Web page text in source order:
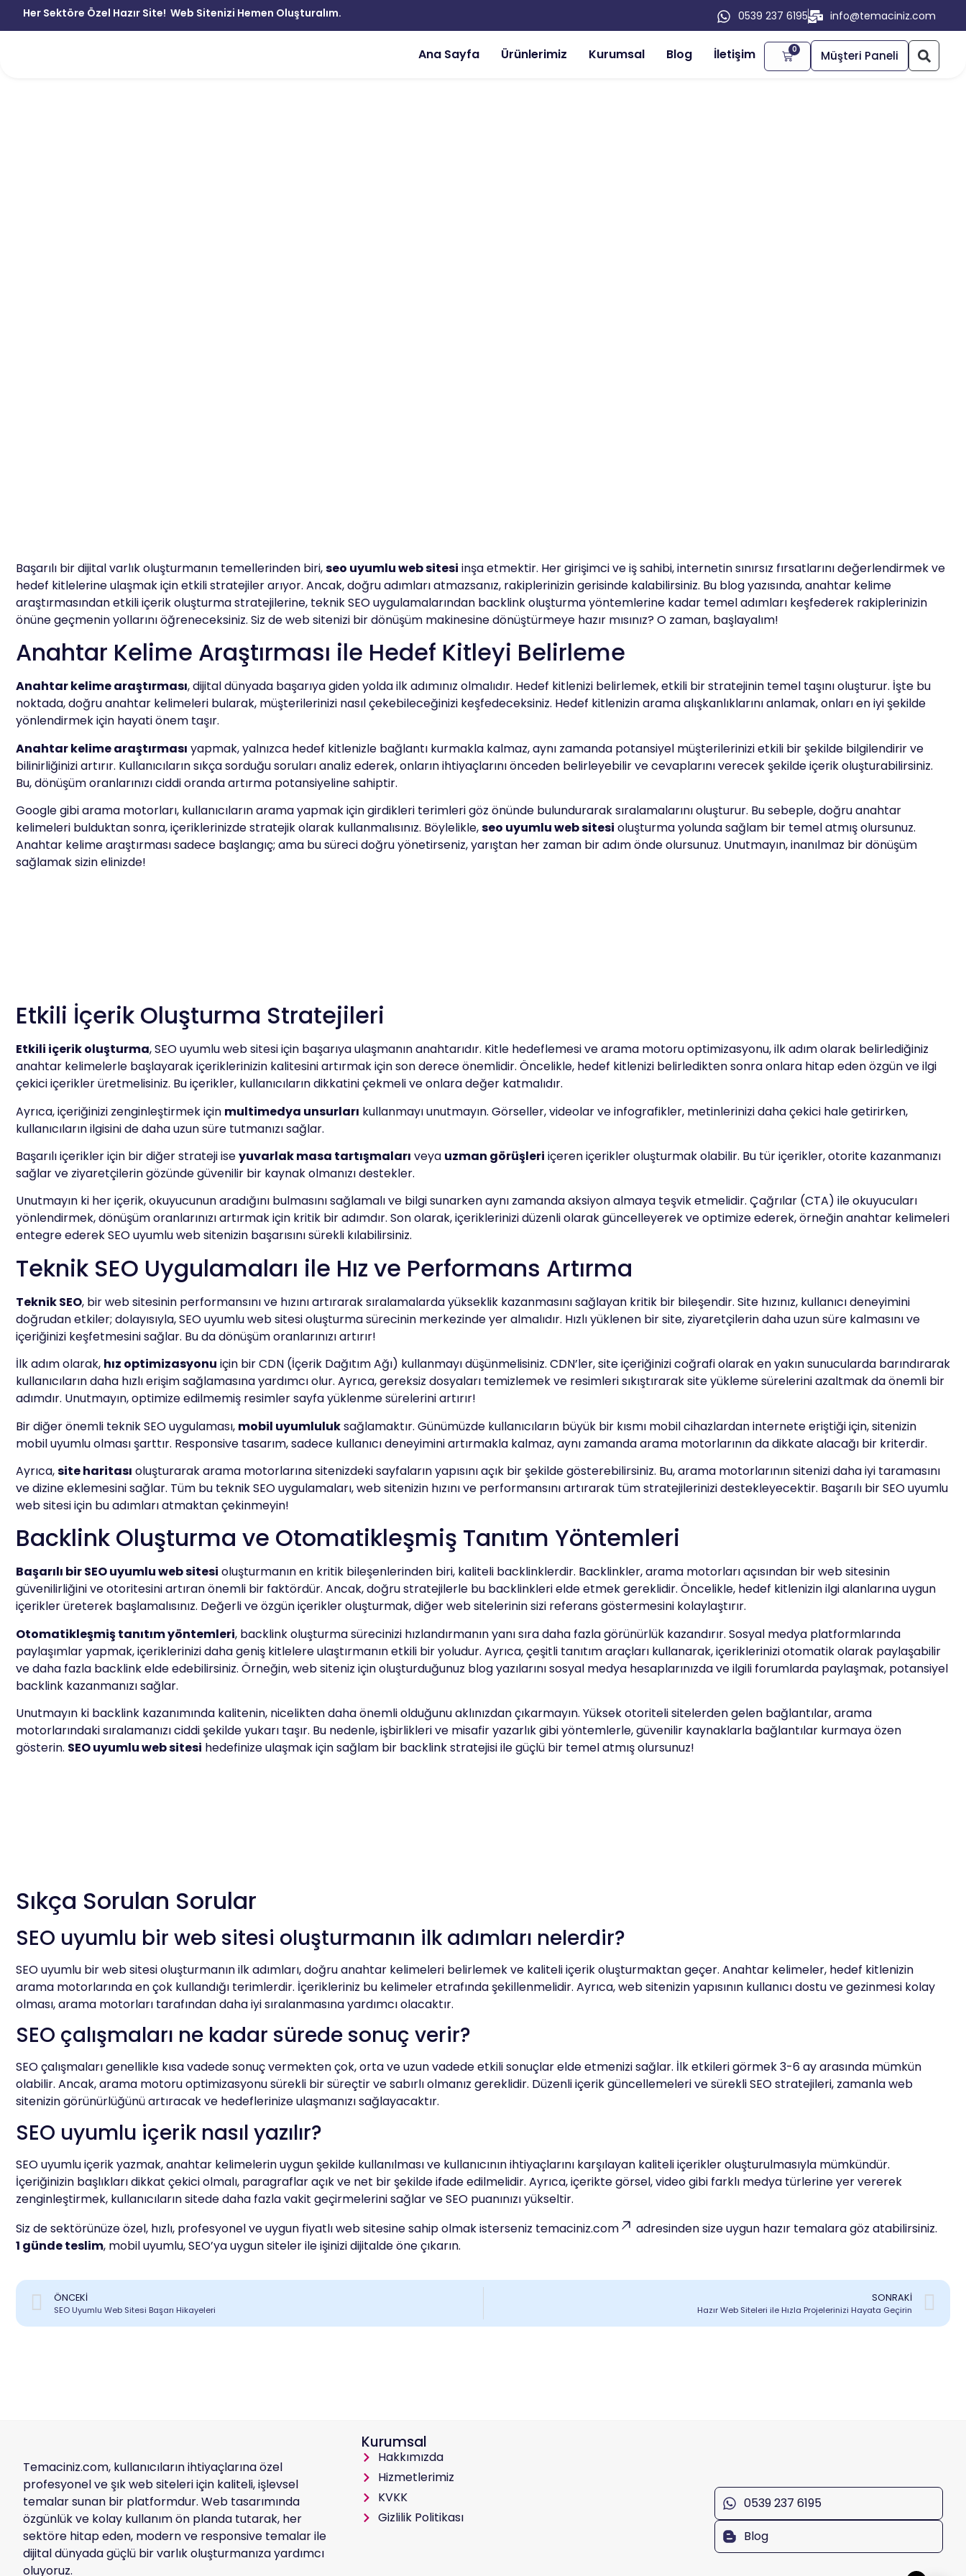
Her Sektöre Özel Hazır Site! Web Sitenizi Hemen Oluşturalım. 0539 237 6195 info@temaciniz.com
Ana Sayfa Ürünlerimiz Kurumsal Blog İletişim 0 Müşteri Paneli
Başarılı bir dijital varlık oluşturmanın temellerinden biri,seo uyumlu web sitesi inşa etmektir. Her girişimci ve iş sahibi, internetin sınırsız fırsatlarını değerlendirmek ve
hedef kitlelerine ulaşmak için etkili stratejiler arıyor. Ancak, doğru adımları atmazsanız, rakiplerinizin gerisinde kalabilirsiniz. Bu blog yazısında, anahtar kelime
araştırmasından etkili içerik oluşturma stratejilerine, teknik SEO uygulamalarından backlink oluşturma yöntemlerine kadar temel adımları keşfederek rakiplerinizin
önüne geçmenin yollarını öğreneceksiniz. Siz de web sitenizi bir dönüşüm makinesine dönüştürmeye hazır mısınız? O zaman, başlayalım!
Anahtar Kelime Araştırması ile Hedef Kitleyi Belirleme
Anahtar kelime araştırması, dijital dünyada başarıya giden yolda ilk adımınız olmalıdır. Hedef kitlenizi belirlemek, etkili bir stratejinin temel taşını oluşturur. İşte bu
noktada, doğru anahtar kelimeleri bularak, müşterilerinizi nasıl çekebileceğinizi keşfedeceksiniz. Hedef kitlenizin arama alışkanlıklarını anlamak, onları en iyi şekilde
yönlendirmek için hayati önem taşır.
Anahtar kelime araştırması yapmak, yalnızca hedef kitlenizle bağlantı kurmakla kalmaz, aynı zamanda potansiyel müşterilerinizi etkili bir şekilde bilgilendirir ve
bilinirliğinizi artırır. Kullanıcıların sıkça sorduğu soruları analiz ederek, onların ihtiyaçlarını önceden belirleyebilir ve cevaplarını verecek şekilde içerik oluşturabilirsiniz.
Bu, dönüşüm oranlarınızı ciddi oranda artırma potansiyeline sahiptir.
Google gibi arama motorları, kullanıcıların arama yapmak için girdikleri terimleri göz önünde bulundurarak sıralamalarını oluşturur. Bu sebeple, doğru anahtar
kelimeleri bulduktan sonra, içeriklerinizde stratejik olarak kullanmalısınız. Böylelikle,seo uyumlu web sitesi oluşturma yolunda sağlam bir temel atmış olursunuz.
Anahtar kelime araştırması sadece başlangıç; ama bu süreci doğru yönetirseniz, yarıştan her zaman bir adım önde olursunuz. Unutmayın, inanılmaz bir dönüşüm
sağlamak sizin elinizde!
Etkili İçerik Oluşturma Stratejileri
Etkili içerik oluşturma, SEO uyumlu web sitesi için başarıya ulaşmanın anahtarıdır. Kitle hedeflemesi ve arama motoru optimizasyonu, ilk adım olarak belirlediğiniz
anahtar kelimelerle başlayarak içeriklerinizin kalitesini artırmak için son derece önemlidir. Öncelikle, hedef kitlenizi belirledikten sonra onlara hitap eden özgün ve ilgi
çekici içerikler üretmelisiniz. Bu içerikler, kullanıcıların dikkatini çekmeli ve onlara değer katmalıdır.
Ayrıca, içeriğinizi zenginleştirmek için multimedya unsurları kullanmayı unutmayın. Görseller, videolar ve infografikler, metinlerinizi daha çekici hale getirirken,
kullanıcıların ilgisini de daha uzun süre tutmanızı sağlar.
Başarılı içerikler için bir diğer strateji iseyuvarlak masa tartışmaları veya uzman görüşleri içeren içerikler oluşturmak olabilir. Bu tür içerikler, otorite kazanmanızı
sağlar ve ziyaretçilerin gözünde güvenilir bir kaynak olmanızı destekler.
Unutmayın ki her içerik, okuyucunun aradığını bulmasını sağlamalı ve bilgi sunarken aynı zamanda aksiyon almaya teşvik etmelidir. Çağrılar (CTA) ile okuyucuları
yönlendirmek, dönüşüm oranlarınızı artırmak için kritik bir adımdır. Son olarak, içeriklerinizi düzenli olarak güncelleyerek ve optimize ederek, örneğin anahtar kelimeleri
entegre ederek SEO uyumlu web sitenizin başarısını sürekli kılabilirsiniz.
Teknik SEO Uygulamaları ile Hız ve Performans Artırma
Teknik SEO, bir web sitesinin performansını ve hızını artırarak sıralamalarda yükseklik kazanmasını sağlayan kritik bir bileşendir. Site hızınız, kullanıcı deneyimini
doğrudan etkiler; dolayısıyla, SEO uyumlu web sitesi oluşturma sürecinin merkezinde yer almalıdır. Hızlı yüklenen bir site, ziyaretçilerin daha uzun süre kalmasını ve
içeriğinizi keşfetmesini sağlar. Bu da dönüşüm oranlarınızı artırır!
İlk adım olarak, hız optimizasyonu için bir CDN (İçerik Dağıtım Ağı) kullanmayı düşünmelisiniz. CDN’ler, site içeriğinizi coğrafi olarak en yakın sunucularda barındırarak
kullanıcıların daha hızlı erişim sağlamasına yardımcı olur. Ayrıca, gereksiz dosyaları temizlemek ve resimleri sıkıştırarak site yükleme sürelerini azaltmak da önemli bir
adımdır. Unutmayın, optimize edilmemiş resimler sayfa yüklenme sürelerini artırır!
Bir diğer önemli teknik SEO uygulaması, mobil uyumluluksağlamaktır. Günümüzde kullanıcıların büyük bir kısmı mobil cihazlardan internete eriştiği için, sitenizin
mobil uyumlu olması şarttır. Responsive tasarım, sadece kullanıcı deneyimini artırmakla kalmaz, aynı zamanda arama motorlarının da dikkate alacağı bir kriterdir.
Ayrıca,site haritası oluşturarak arama motorlarına sitenizdeki sayfaların yapısını açık bir şekilde gösterebilirsiniz. Bu, arama motorlarının sitenizi daha iyi taramasını
ve dizine eklemesini sağlar. Tüm bu teknik SEO uygulamaları, web sitenizin hızını ve performansını artırarak tüm stratejilerinizi destekleyecektir. Başarılı bir SEO uyumlu
web sitesi için bu adımları atmaktan çekinmeyin!
Backlink Oluşturma ve Otomatikleşmiş Tanıtım Yöntemleri
Başarılı bir SEO uyumlu web sitesi oluşturmanın en kritik bileşenlerinden biri, kaliteli backlinklerdir. Backlinkler, arama motorları açısından bir web sitesinin
güvenilirliğini ve otoritesini artıran önemli bir faktördür. Ancak, doğru stratejilerle bu backlinkleri elde etmek gereklidir. Öncelikle, hedef kitlenizin ilgi alanlarına uygun
içerikler üreterek başlamalısınız. Değerli ve özgün içerikler oluşturmak, diğer web sitelerinin sizi referans göstermesini kolaylaştırır.
Otomatikleşmiş tanıtım yöntemleri, backlink oluşturma sürecinizi hızlandırmanın yanı sıra daha fazla görünürlük kazandırır. Sosyal medya platformlarında
paylaşımlar yapmak, içeriklerinizi daha geniş kitlelere ulaştırmanın etkili bir yoludur. Ayrıca, çeşitli tanıtım araçları kullanarak, içeriklerinizi otomatik olarak paylaşabilir
ve daha fazla backlink elde edebilirsiniz. Örneğin, web siteniz için oluşturduğunuz blog yazılarını sosyal medya hesaplarınızda ve ilgili forumlarda paylaşmak, potansiyel
backlink kazanmanızı sağlar.
Unutmayın ki backlink kazanımında kalitenin, nicelikten daha önemli olduğunu aklınızdan çıkarmayın. Yüksek otoriteli sitelerden gelen bağlantılar, arama
motorlarındaki sıralamanızı ciddi şekilde yukarı taşır. Bu nedenle, işbirlikleri ve misafir yazarlık gibi yöntemlerle, güvenilir kaynaklarla bağlantılar kurmaya özen
gösterin. SEO uyumlu web sitesi hedefinize ulaşmak için sağlam bir backlink stratejisi ile güçlü bir temel atmış olursunuz!
Sıkça Sorulan Sorular
SEO uyumlu bir web sitesi oluşturmanın ilk adımları nelerdir?
SEO uyumlu bir web sitesi oluşturmanın ilk adımları, doğru anahtar kelimeleri belirlemek ve kaliteli içerik oluşturmaktan geçer. Anahtar kelimeler, hedef kitlenizin
arama motorlarında en çok kullandığı terimlerdir. İçerikleriniz bu kelimeler etrafında şekillenmelidir. Ayrıca, web sitenizin yapısının kullanıcı dostu ve gezinmesi kolay
olması, arama motorları tarafından daha iyi sıralanmasına yardımcı olacaktır.
SEO çalışmaları ne kadar sürede sonuç verir?
SEO çalışmaları genellikle kısa vadede sonuç vermekten çok, orta ve uzun vadede etkili sonuçlar elde etmenizi sağlar. İlk etkileri görmek 3-6 ay arasında mümkün
olabilir. Ancak, arama motoru optimizasyonu sürekli bir süreçtir ve sabırlı olmanız gereklidir. Düzenli içerik güncellemeleri ve sürekli SEO stratejileri, zamanla web
sitenizin görünürlüğünü artıracak ve hedeflerinize ulaşmanızı sağlayacaktır.
SEO uyumlu içerik nasıl yazılır?
SEO uyumlu içerik yazmak, anahtar kelimelerin uygun şekilde kullanılması ve kullanıcının ihtiyaçlarını karşılayan kaliteli içerikler oluşturulmasıyla mümkündür.
İçeriğinizin başlıkları dikkat çekici olmalı, paragraflar açık ve net bir şekilde ifade edilmelidir. Ayrıca, içerikte görsel, video gibi farklı medya türlerine yer vererek
zenginleştirmek, kullanıcıların sitede daha fazla vakit geçirmelerini sağlar ve SEO puanınızı yükseltir.
Siz de sektörünüze özel, hızlı, profesyonel ve uygun fiyatlı web sitesine sahip olmak isterseniz temaciniz.com
adresinden size uygun hazır temalara göz atabilirsiniz.
1 günde teslim, mobil uyumlu, SEO’ya uygun siteler ile işinizi dijitalde öne çıkarın.
ÖNCEKI
SEO Uyumlu Web Sitesi Başarı Hikayeleri
SONRAKI
Hazır Web Siteleri ile Hızla Projelerinizi Hayata Geçirin
Temaciniz.com, kullanıcıların ihtiyaçlarına özel
profesyonel ve şık web siteleri için kaliteli, işlevsel
temalar sunan bir platformdur. Web tasarımında
özgünlük ve kolay kullanım ön planda tutarak, her
sektöre hitap eden, modern ve responsive temalar ile
dijital dünyada güçlü bir varlık oluşturmanıza yardımcı
oluyoruz.
Kurumsal
Hakkımızda
Hizmetlerimiz
KVKK
Gizlilik Politikası
0539 237 6195
Blog